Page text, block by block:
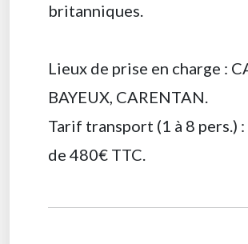
britanniques.
Lieux de prise en charge :
BAYEUX, CARENTAN.
Tarif transport (1 à 8 pers.)
de 480€ TTC.